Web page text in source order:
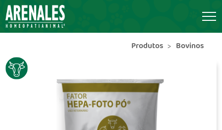
Produtos Bovinos